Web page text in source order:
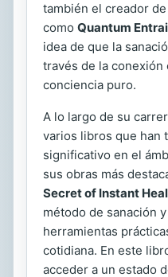
también el creador
como Quantum
idea de que la
través de la conexión
conciencia puro.
A lo largo de su
varios libros que han
significativo en el
sus obras más
Secret of Instant
método de sanación
herramientas
cotidiana. En este
acceder a un estado